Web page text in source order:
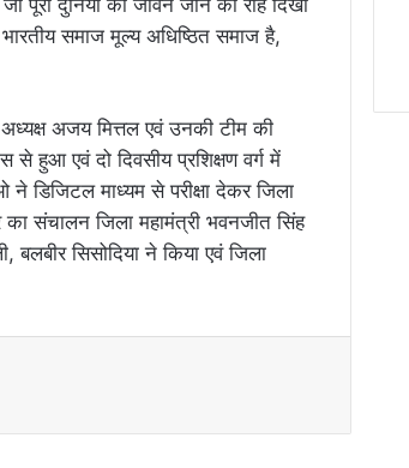
पूरी दुनिया को जीवन जीने की राह दिखा
समाज मूल्य अधिष्ठित समाज है,
अजय मित्तल एवं उनकी टीम की
हुआ एवं दो दिवसीय प्रशिक्षण वर्ग में
डिजिटल माध्यम से परीक्षा देकर जिला
का संचालन जिला महामंत्री भवनजीत सिंह
बलबीर सिसोदिया ने किया एवं जिला